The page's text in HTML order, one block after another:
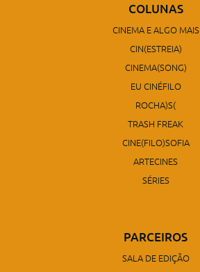
COLUNAS
CINEMA E ALGO MAIS
CIN(ESTREIA)
CINEMA(SONG)
EU CINÉFILO
ROCHA)S(
TRASH FREAK
CINE(FILO)SOFIA
ARTECINES
SÉRIES
PARCEIROS
SALA DE EDIÇÃO